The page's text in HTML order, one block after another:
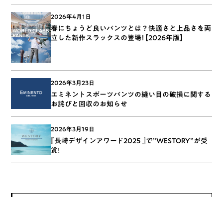
2026年4月1日
春にちょうど良いパンツとは？快適さと上品さを両
立した新作スラックスの登場！【2026年版】
2026年3月23日
エミネントスポーツパンツの縫い目の破損に関する
お詫びと回収のお知らせ
2026年3月19日
『長崎デザインアワード2025 』で”WESTORY”が受
賞!